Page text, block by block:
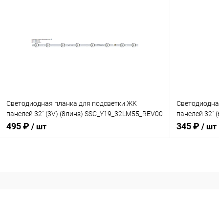
Светодиодная планка для подсветки ЖК
панелей 32" (3V) (8линз) SSC_Y19_32LM55_REV00
(600 мм 8 линз) крупные овальные линзы
495 ₽ / шт
панелей 32"
мм, 6 линз)
345 ₽ / шт